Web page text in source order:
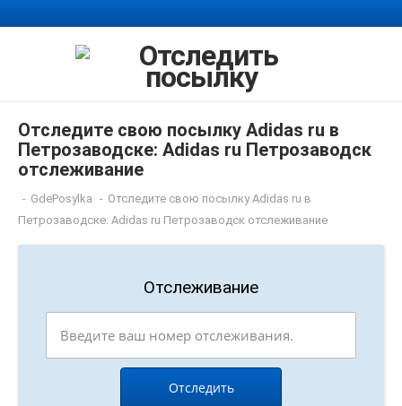
Отследите свою посылку Adidas ru в
Петрозаводске: Adidas ru Петрозаводск
отслеживание
- GdePosylka - Отследите свою посылку Adidas ru в
Петрозаводске: Adidas ru Петрозаводск отслеживание
Отслеживание